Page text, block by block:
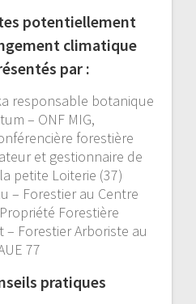
potentiellement
climatique
par :
responsable botanique
– ONF MIG,
forestière
et gestionnaire de
petite Loiterie (37)
– Forestier au Centre
Forestière
Forestier Arboriste au
77
pratiques